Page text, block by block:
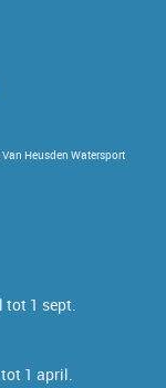
Heusden Watersport
1 sept.
1 april.